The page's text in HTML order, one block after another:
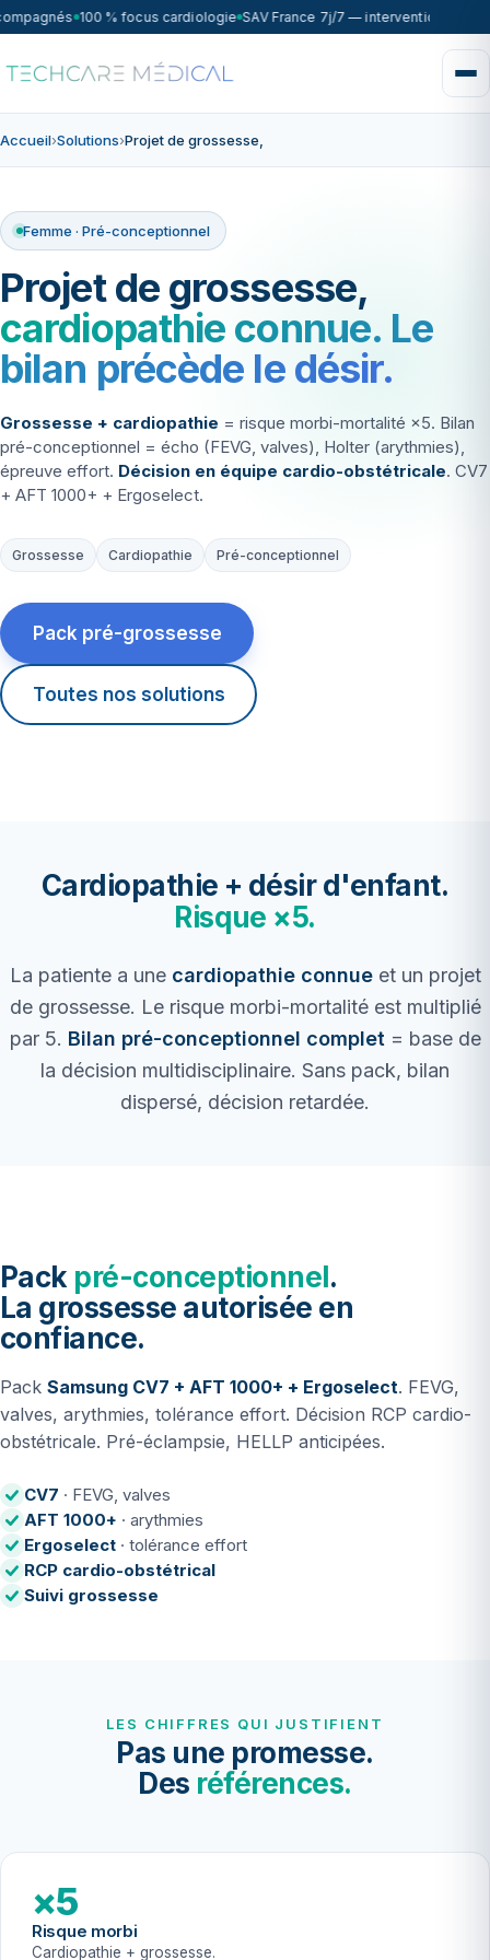
100 % focus cardiologie SAV France 7j/7 — intervention sous
Accueil›Solutions›Projet de grossesse,
Femme · Pré-conceptionnel
Projet de grossesse,
cardiopathie connue. Le
bilan précède le désir.
Grossesse + cardiopathie = risque morbi-mortalité ×5. Bilan
pré-conceptionnel = écho (FEVG, valves), Holter (arythmies),
épreuve effort. Décision en équipe cardio-obstétricale. CV7
+ AFT 1000+ + Ergoselect.
Grossesse Cardiopathie Pré-conceptionnel
Pack pré-grossesse
Toutes nos solutions
Cardiopathie + désir d'enfant.
Risque ×5.
La patiente a une cardiopathie connueet un projet
de grossesse. Le risque morbi-mortalité est multiplié
par 5. Bilan pré-conceptionnel complet = base de
la décision multidisciplinaire. Sans pack, bilan
dispersé, décision retardée.
Pack pré-conceptionnel.
La grossesse autorisée en
confiance.
Pack Samsung CV7 + AFT 1000+ + Ergoselect. FEVG,
valves, arythmies, tolérance effort. Décision RCP cardio-
obstétricale. Pré-éclampsie, HELLP anticipées.
CV7 · FEVG, valves
AFT 1000+ · arythmies
Ergoselect · tolérance effort
RCP cardio-obstétrical
Suivi grossesse
LES CHIFFRES QUI JUSTIFIENT
Pas une promesse.
Des références.
×5
Risque morbi
Cardiopathie + grossesse.